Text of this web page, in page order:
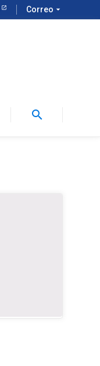
Correo arrow_drop_down
search